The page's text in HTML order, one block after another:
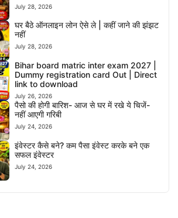
July 28, 2026
घर बैठे ऑनलाइन लोन ऐसे ले | कहीं जाने की झंझट
नहीं
July 28, 2026
Bihar board matric inter exam 2027 |
Dummy registration card Out | Direct
link to download
July 26, 2026
पैसो की होगी बारिश- आज से घर में रखे ये चिजें-
नहीं आएगी गरिबी
July 24, 2026
इंवेस्टर कैसे बने? कम पैसा इंवेस्ट करके बने एक
सफल इंवेस्टर
July 24, 2026